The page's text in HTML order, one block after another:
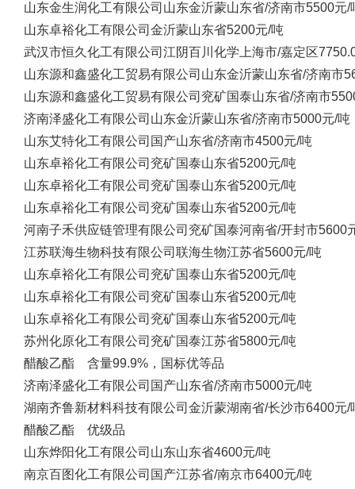
山东金生润化工有限公司 山东金沂蒙山东省/济南市5500元/
山东卓裕化工有限公司 金沂蒙山东省5200元/吨
武汉市恒久化工有限公司 江阴百川化学 上海市/嘉定区
山东源和鑫盛化工贸易有限公司 山东金沂蒙山东省/济南市
山东源和鑫盛化工贸易有限公司 兖矿国泰山东省/济南市
济南泽盛化工有限公司 山东金沂蒙山东省/济南市5000元/吨
山东艾特化工有限公司 国产山东省/济南市4500元/吨
山东卓裕化工有限公司 兖矿国泰山东省5200元/吨
山东卓裕化工有限公司 兖矿国泰山东省5200元/吨
山东卓裕化工有限公司 兖矿国泰山东省5200元/吨
河南子禾供应链管理有限公司 兖矿国泰河南省/开封市5600
江苏联海生物科技有限公司 联海生物江苏省5600元/吨
山东卓裕化工有限公司 兖矿国泰山东省5200元/吨
山东卓裕化工有限公司 兖矿国泰山东省5200元/吨
山东卓裕化工有限公司 兖矿国泰山东省5200元/吨
苏州化原化工有限公司 兖矿国泰江苏省5800元/吨
醋酸乙酯 含量99.9%，国标优等品
济南泽盛化工有限公司 国产山东省/济南市5000元/吨
湖南齐鲁新材料科技有限公司 金沂蒙湖南省/长沙市6400元/
醋酸乙酯 优级品
山东烨阳化工有限公司 山东山东省4600元/吨
南京百图化工有限公司 国产江苏省/南京市6400元/吨